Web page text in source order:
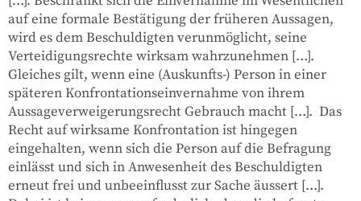
auf eine formale Bestätigung der früheren Aussagen,
wird es dem Beschuldigten verunmöglicht, seine
Verteidigungsrechte wirksam wahrzunehmen […].
Gleiches gilt, wenn eine (Auskunfts-) Person in einer
späteren Konfrontationseinvernahme von ihrem
Aussageverweigerungsrecht Gebrauch macht […]. Das
Recht auf wirksame Konfrontation ist hingegen
eingehalten, wenn sich die Person auf die Befragung
einlässt und sich in Anwesenheit des Beschuldigten
erneut frei und unbeeinflusst zur Sache äussert […].